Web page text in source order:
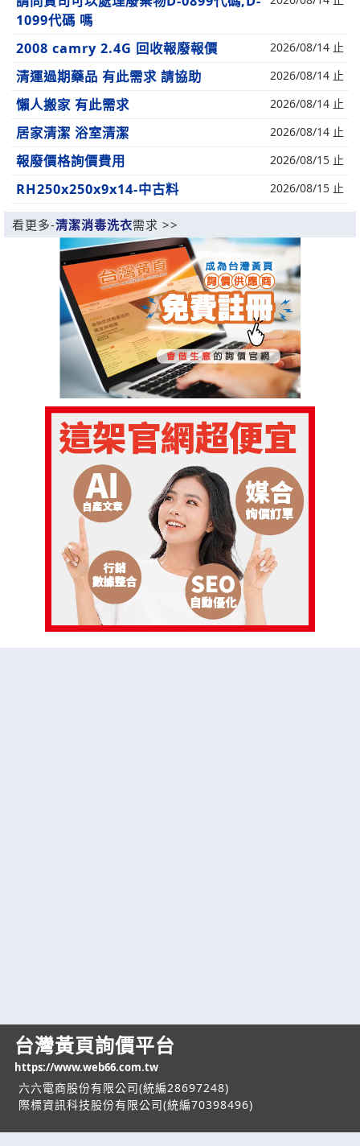
1099代碼 嗎
2008 camry 2.4G 回收報廢報價 2026/08/14 止
清運過期藥品 有此需求 請協助 2026/08/14 止
懶人搬家 有此需求 2026/08/14 止
居家清潔 浴室清潔 2026/08/14 止
報廢價格詢價費用 2026/08/15 止
RH250x250x9x14-中古料 2026/08/15 止
看更多-清潔消毒洗衣需求 >>
台灣黃頁詢價平台
https://www.web66.com.tw
六六電商股份有限公司(統編28697248)
際標資訊科技股份有限公司(統編70398496)